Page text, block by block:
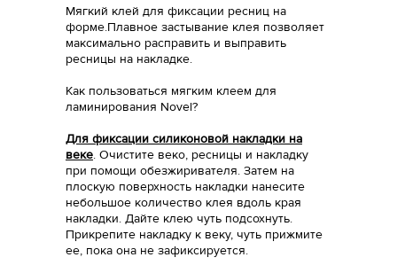
Мягкий клей для фиксации ресниц на
форме.Плавное застывание клея позволяет
максимально расправить и выправить
ресницы на накладке.
Как пользоваться мягким клеем для
ламинирования Novel?
Для фиксации силиконовой накладки на
веке. Очистите веко, ресницы и накладку
при помощи обезжиривателя. Затем на
плоскую поверхность накладки нанесите
небольшое количество клея вдоль края
накладки. Дайте клею чуть подсохнуть.
Прикрепите накладку к веку, чуть прижмите
ее, пока она не зафиксируется.